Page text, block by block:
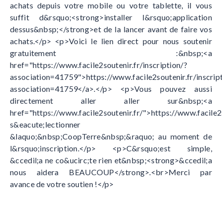
achats depuis votre mobile ou votre tablette, il vous
suffit d&rsquo;<strong>installer l&rsquo;application
dessus&nbsp;</strong>et de la lancer avant de faire vos
achats.</p> <p>Voici le lien direct pour nous soutenir
gratuitement :&nbsp;<a
href="https://www.facile2soutenir.fr/inscription/?
association=41759">https://www.facile2soutenir.fr/
association=41759</a>.</p> <p>Vous pouvez aussi
directement aller aller sur&nbsp;<a
href="https://www.facile2soutenir.fr/">https://
s&eacute;lectionner
&laquo;&nbsp;CoopTerre&nbsp;&raquo; au moment de
l&rsquo;inscription.</p> <p>C&rsquo;est simple,
&ccedil;a ne co&ucirc;te rien et&nbsp;<strong>&ccedil;a
nous aidera BEAUCOUP</strong>.<br>Merci par
avance de votre soutien !</p>